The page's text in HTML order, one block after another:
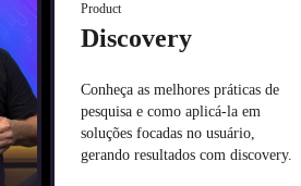
Product
Discovery
Conheça as melhores práticas de
pesquisa e como aplicá-la em
soluções focadas no usuário,
gerando resultados com discovery.